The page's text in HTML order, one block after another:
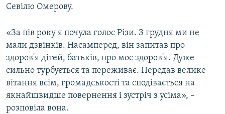
Севілю Омерову.
«За пів року я почула голос Різи. З грудня ми не
мали дзвінків. Насамперед, він запитав про
здоров'я дітей, батьків, про моє здоров'я. Дуже
сильно турбується та переживає. Передав велике
вітання всім, громадськості та сподівається на
якнайшвидше повернення і зустріч з усіма», –
розповіла вона.